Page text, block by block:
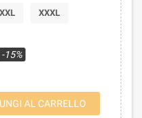
XXL XXXL
-15%
AL CARRELLO